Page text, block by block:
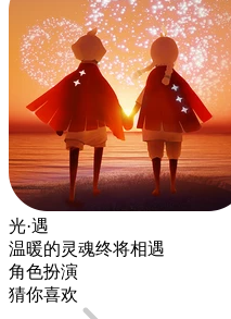
光·遇
温暖的灵魂终将相遇
角色扮演
猜你喜欢